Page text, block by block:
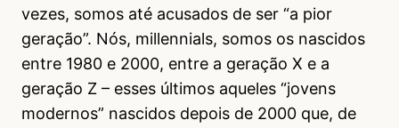
vezes, somos até acusados de ser “a pior
geração”. Nós, millennials, somos os nascidos
entre 1980 e 2000, entre a geração X e a
geração Z – esses últimos aqueles “jovens
modernos” nascidos depois de 2000 que, de